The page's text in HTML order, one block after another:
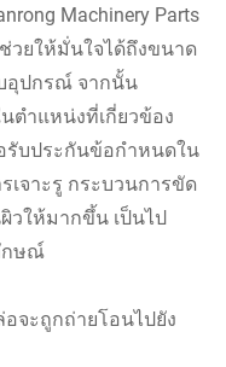
Machinery Parts
วยให้มั่นใจได้ถึงขนาด
อุปกรณ์ จากนั้น
ตำแหน่งที่เกี่ยวข้อง
รับประกันข้อกำหนดใน
เจาะรู กระบวนการขัด
วให้มากขึ้น เป็นไป
กษณ์
จะถูกถ่ายโอนไปยัง